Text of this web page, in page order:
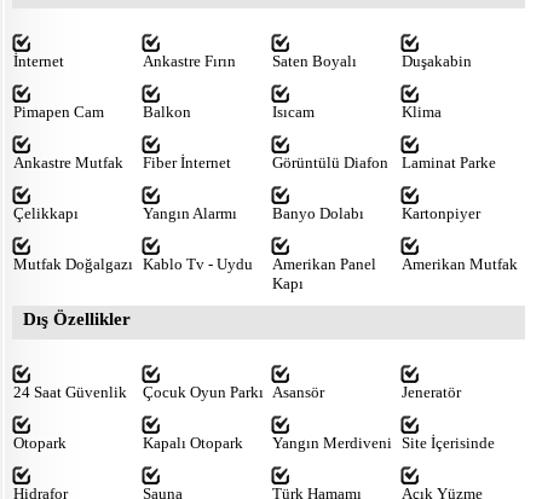
İnternet Ankastre Fırın Saten Boyalı Duşakabin
Pimapen Cam Balkon Isıcam Klima
Ankastre Mutfak Fiber İnternet Görüntülü Diafon Laminat Parke
Çelikkapı Yangın Alarmı Banyo Dolabı Kartonpiyer
Mutfak Doğalgazı Kablo Tv - Uydu
Amerikan Panel
Kapı
Amerikan Mutfak
Dış Özellikler
24 Saat Güvenlik Çocuk Oyun Parkı Asansör Jeneratör
Otopark Kapalı Otopark Yangın Merdiveni Site İçerisinde
Hidrafor Sauna Türk Hamamı Açık Yüzme